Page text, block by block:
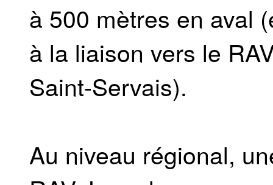
à 500 mètres en aval
à la liaison vers le
Saint-Servais).
Au niveau régional,